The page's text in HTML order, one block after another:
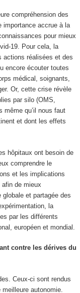
compréhension des
importance accrue à la
pour mieux
19. Pour cela, la
actions réalisées et des
encore écouter toutes
médical, soignants,
Or, cette crise révèle
par silo (OMS,
qu’il nous faut
et dont les effets
hôpitaux ont besoin de
comprendre le
et les implications
de mieux
et partagée des
la
par les différents
européen et mondial.
contre les dérives du
Ceux-ci sont rendus
autonomie.